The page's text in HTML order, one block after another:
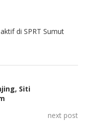
di SPRT Sumut
Siti
next post